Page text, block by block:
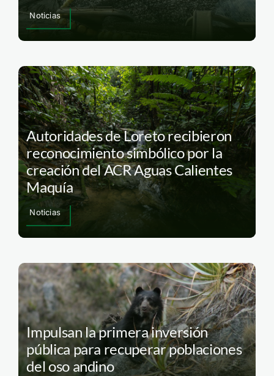
Noticias
Autoridades de Loreto recibieron
reconocimiento simbólico por la
creación del ACR Aguas Calientes
Maquía
Noticias
Impulsan la primera inversión
pública para recuperar poblaciones
del oso andino